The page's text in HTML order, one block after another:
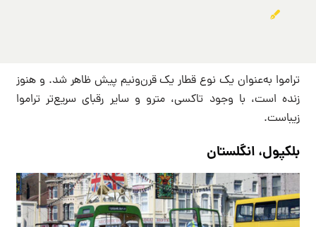
تراموا به‌عنوان یک نوع قطار یک قرن‌ونیم‌ پیش ظاهر شد. و هنوز
زنده است، با وجود تاکسی، مترو و سایر رقبای سریع‌تر تراموا
زیباست.
بلکپول، انگلستان